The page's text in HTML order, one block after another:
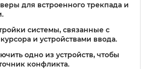
для встроенного трекпада и
системы, связанные с
и устройствами ввода.
одно из устройств, чтобы
конфликта.